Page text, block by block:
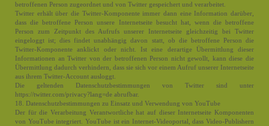
betroffenen Person zugeordnet und von Twitter gespeichert und verarbeitet.
Twitter erhält über die Twitter-Komponente immer dann eine Information darüber,
dass die betroffene Person unsere Internetseite besucht hat, wenn die betroffene
Person zum Zeitpunkt des Aufrufs unserer Internetseite gleichzeitig bei Twitter
eingeloggt ist; dies findet unabhängig davon statt, ob die betroffene Person die
Twitter-Komponente anklickt oder nicht. Ist eine derartige Übermittlung dieser
Informationen an Twitter von der betroffenen Person nicht gewollt, kann diese die
Übermittlung dadurch verhindern, dass sie sich vor einem Aufruf unserer Internetseite
aus ihrem Twitter-Account ausloggt.
Die geltenden Datenschutzbestimmungen von Twitter sind unter
https://twitter.com/privacy?lang=de abrufbar.
18. Datenschutzbestimmungen zu Einsatz und Verwendung von YouTube
Der für die Verarbeitung Verantwortliche hat auf dieser Internetseite Komponenten
von YouTube integriert. YouTube ist ein Internet-Videoportal, dass Video-Publishern